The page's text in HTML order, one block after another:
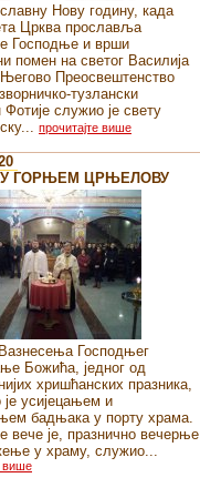
Нову годину, када
Црква прославља
Господње и врши
помен на светог Василија
Његово Преосвештенство
тузлански
Фотије служио је свету
прочитајте више
ГОРЊЕМ ЦРЊЕЛОВУ
Господњег
Божића, једног од
хришћанских празника,
је усијецањем и
бадњака у порту храма.
вече је, празнично вечерње
у храму, служио...
више